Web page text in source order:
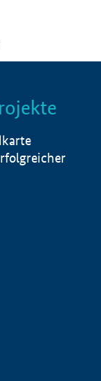
Info